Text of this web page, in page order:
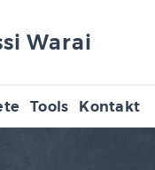
Warai
Tools Kontakt